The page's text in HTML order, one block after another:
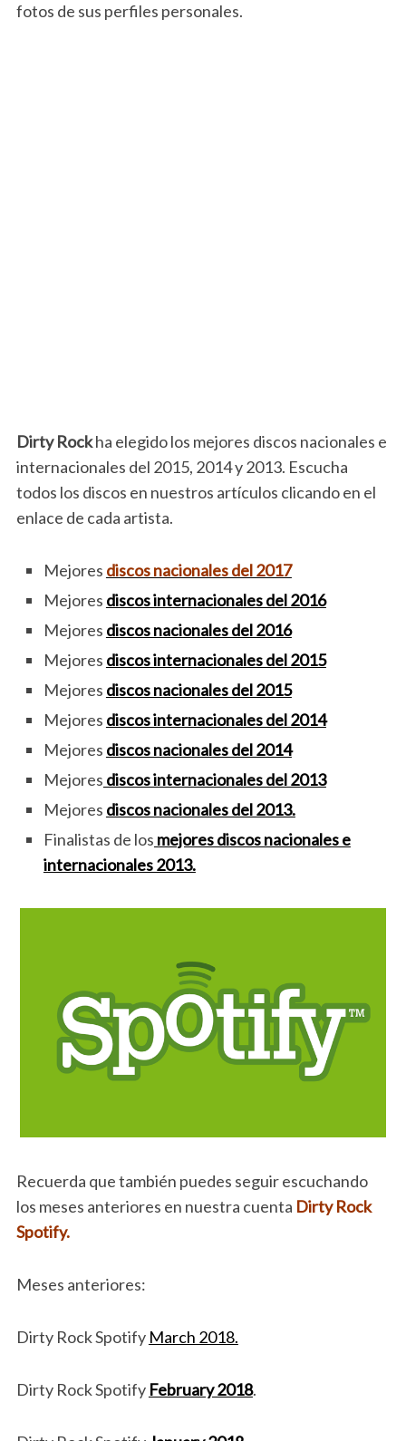
fotos de sus perfiles personales.
Dirty Rockha elegido los mejores discos nacionales e
internacionales del 2015, 2014 y 2013. Escucha
todos los discos en nuestros artículos clicando en el
enlace de cada artista.
Mejores discos nacionales del 2017
Mejores discos internacionales del 2016
Mejores discos nacionales del 2016
Mejores discos internacionales del 2015
Mejores discos nacionales del 2015
Mejores discos internacionales del 2014
Mejores discos nacionales del 2014
Mejores discos internacionales del 2013
Mejores discos nacionales del 2013.
Finalistas de los mejores discos nacionales e
internacionales 2013.
Recuerda que también puedes seguir escuchando
los meses anteriores en nuestra cuenta Dirty Rock
Spotify.
Meses anteriores:
Dirty Rock Spotify March 2018.
Dirty Rock Spotify February 2018.